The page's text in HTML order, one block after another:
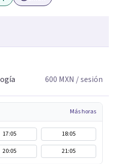
600 MXN / sesión
Más horas
17:05
18:05
20:05 21:05